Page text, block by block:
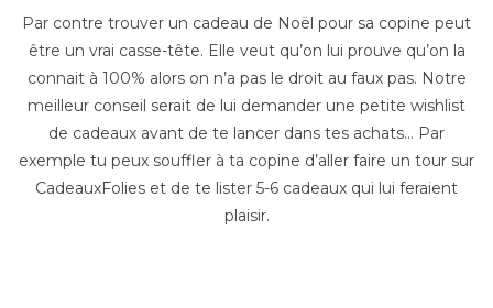
Par contre trouver un cadeau de Noël pour sa copine peut
être un vrai casse-tête. Elle veut qu’on lui prouve qu’on la
connait à 100% alors on n’a pas le droit au faux pas. Notre
meilleur conseil serait de lui demander une petite wishlist
de cadeaux avant de te lancer dans tes achats… Par
exemple tu peux souffler à ta copine d’aller faire un tour sur
CadeauxFolies et de te lister 5-6 cadeaux qui lui feraient
plaisir.